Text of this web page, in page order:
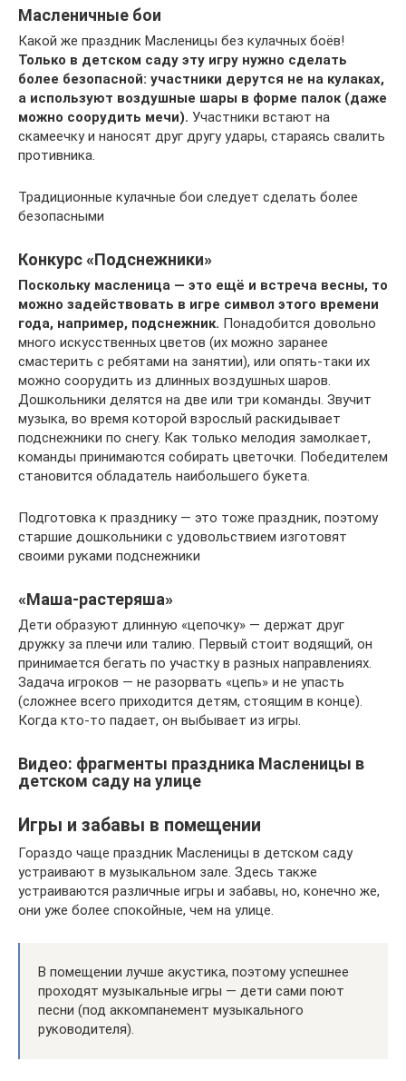
Масленичные бои
Какой же праздник Масленицы без кулачных боёв!
Только в детском саду эту игру нужно сделать
более безопасной: участники дерутся не на кулаках,
а используют воздушные шары в форме палок (даже
можно соорудить мечи). Участники встают на
скамеечку и наносят друг другу удары, стараясь свалить
противника.
Традиционные кулачные бои следует сделать более
безопасными
Конкурс «Подснежники»
Поскольку масленица — это ещё и встреча весны, то
можно задействовать в игре символ этого времени
года, например, подснежник. Понадобится довольно
много искусственных цветов (их можно заранее
смастерить с ребятами на занятии), или опять-таки их
можно соорудить из длинных воздушных шаров.
Дошкольники делятся на две или три команды. Звучит
музыка, во время которой взрослый раскидывает
подснежники по снегу. Как только мелодия замолкает,
команды принимаются собирать цветочки. Победителем
становится обладатель наибольшего букета.
Подготовка к празднику — это тоже праздник, поэтому
старшие дошкольники с удовольствием изготовят
своими руками подснежники
«Маша-растеряша»
Дети образуют длинную «цепочку» — держат друг
дружку за плечи или талию. Первый стоит водящий, он
принимается бегать по участку в разных направлениях.
Задача игроков — не разорвать «цепь» и не упасть
(сложнее всего приходится детям, стоящим в конце).
Когда кто-то падает, он выбывает из игры.
Видео: фрагменты праздника Масленицы в
детском саду на улице
Игры и забавы в помещении
Гораздо чаще праздник Масленицы в детском саду
устраивают в музыкальном зале. Здесь также
устраиваются различные игры и забавы, но, конечно же,
они уже более спокойные, чем на улице.
В помещении лучше акустика, поэтому успешнее
проходят музыкальные игры — дети сами поют
песни (под аккомпанемент музыкального
руководителя).